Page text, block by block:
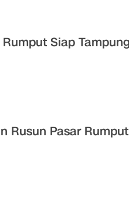
Siap Tampung
Rusun Pasar